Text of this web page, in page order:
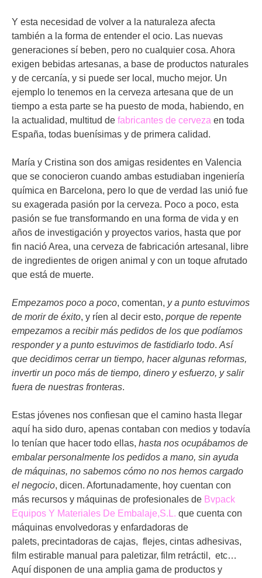
Y esta necesidad de volver a la naturaleza afecta
también a la forma de entender el ocio. Las nuevas
generaciones sí beben, pero no cualquier cosa. Ahora
exigen bebidas artesanas, a base de productos naturales
y de cercanía, y si puede ser local, mucho mejor. Un
ejemplo lo tenemos en la cerveza artesana que de un
tiempo a esta parte se ha puesto de moda, habiendo, en
la actualidad, multitud de fabricantes de cerveza en toda
España, todas buenísimas y de primera calidad.
María y Cristina son dos amigas residentes en Valencia
que se conocieron cuando ambas estudiaban ingeniería
química en Barcelona, pero lo que de verdad las unió fue
su exagerada pasión por la cerveza. Poco a poco, esta
pasión se fue transformando en una forma de vida y en
años de investigación y proyectos varios, hasta que por
fin nació Area, una cerveza de fabricación artesanal, libre
de ingredientes de origen animal y con un toque afrutado
que está de muerte.
Empezamos poco a poco, comentan, y a punto estuvimos
de morir de éxito, y ríen al decir esto, porque de repente
empezamos a recibir más pedidos de los que podíamos
responder y a punto estuvimos de fastidiarlo todo. Así
que decidimos cerrar un tiempo, hacer algunas reformas,
invertir un poco más de tiempo, dinero y esfuerzo, y salir
fuera de nuestras fronteras.
Estas jóvenes nos confiesan que el camino hasta llegar
aquí ha sido duro, apenas contaban con medios y todavía
lo tenían que hacer todo ellas, hasta nos ocupábamos de
embalar personalmente los pedidos a mano, sin ayuda
de máquinas, no sabemos cómo no nos hemos cargado
el negocio, dicen. Afortunadamente, hoy cuentan con
más recursos y máquinas de profesionales de Bvpack
Equipos Y Materiales De Embalaje,S.L. que cuenta con
máquinas envolvedoras y enfardadoras de
palets, precintadoras de cajas, flejes, cintas adhesivas,
film estirable manual para paletizar, film retráctil, etc…
Aquí disponen de una amplia gama de productos y